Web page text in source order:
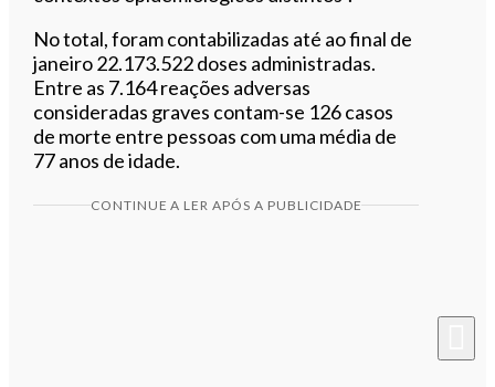
No total, foram contabilizadas até ao final de
janeiro 22.173.522 doses administradas.
Entre as 7.164 reações adversas
consideradas graves contam-se 126 casos
de morte entre pessoas com uma média de
77 anos de idade.
CONTINUE A LER APÓS A PUBLICIDADE